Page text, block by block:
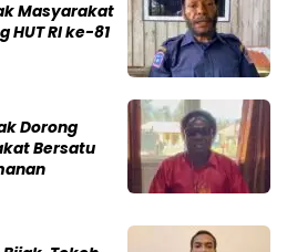
Masyarakat
RI ke-81
Dorong
Bersatu